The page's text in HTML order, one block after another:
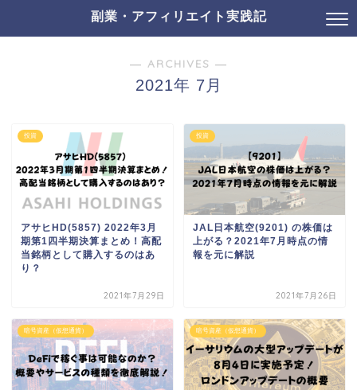
副業・アフィリエイト実践記
― ARCHIVES ―
2021年 7月
投資
アサヒHD(5857) 2022年3月
期第1四半期決算まとめ！高配
当銘柄として購入するのはあ
り？
2021年7月29日
投資
JAL日本航空(9201) の株価は
上がる？2021年7月時点の情
報を元に解説
2021年7月26日
暗号資産（仮想通貨） 暗号資産（仮想通貨）